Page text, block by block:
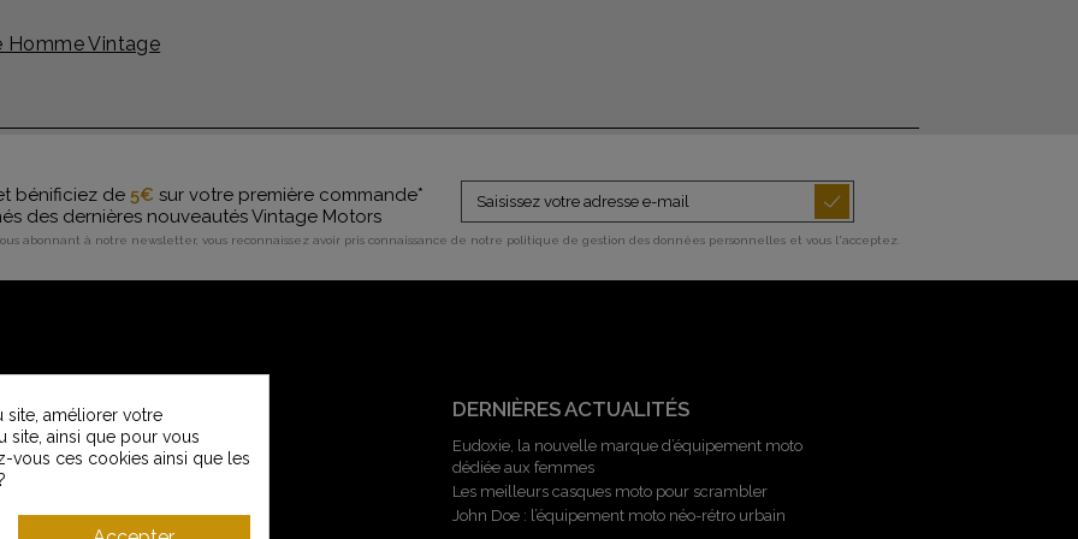
Homme Vintage
bénificiez de 5€ sur votre première commande*
des dernières nouveautés Vintage Motors
abonnant à notre newsletter, vous reconnaissez avoir pris connaissance de notre politique de gestion des données personnelles et vous l'acceptez.
SERVICE CLIENT
Contactez-nous
Service Clients Vintage Motors
Livraisons et retours
DERNIÈRES ACTUALITÉS
Eudoxie, la nouvelle marque d’équipement moto
dédiée aux femmes
Les meilleurs casques moto pour scrambler
John Doe : l’équipement moto néo-rétro urbain
site, améliorer votre
site, ainsi que pour vous
vous ces cookies ainsi que les